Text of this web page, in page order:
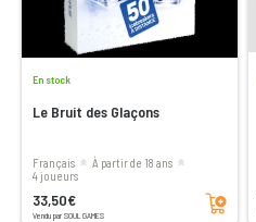
En stock
Le Bruit des Glaçons
Français
à partir de 18 ans
4 joueurs
33,50€
Vendu par SOUL GAMES
Ajouter au panier